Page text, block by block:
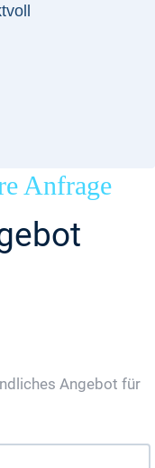
Anfrage
Angebot für